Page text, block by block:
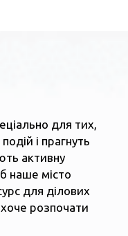
для тих,
і прагнуть
активну
наше місто
для ділових
розпочати